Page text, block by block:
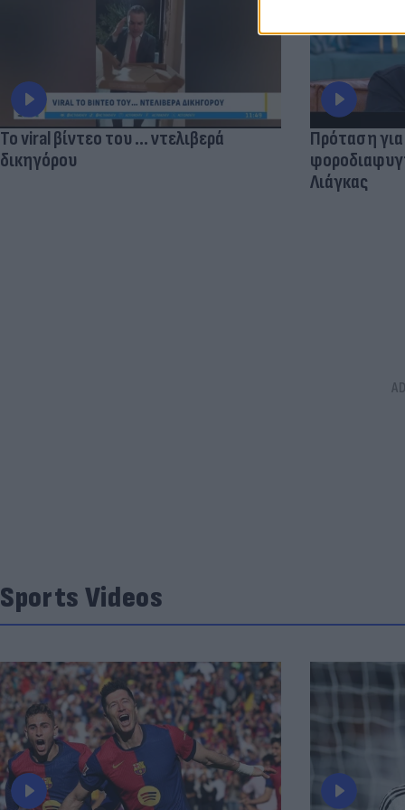
Το viral βίντεο του ... ντελιβερά
δικηγόρου
Πρόταση
Λιάγκας
Sports Videos